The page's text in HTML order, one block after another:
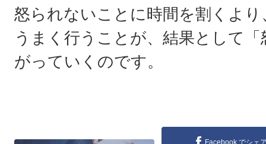
怒られないことに時間を割くよ
うまく行うことが、結果として
がっていくのです。
Facebook でシェ